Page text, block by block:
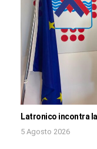
Latronico incontra
5 Agosto 2026